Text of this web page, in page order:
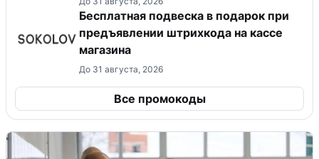
Бесплатная подвеска в подарок при
предъявлении штрихкода на кассе
магазина
До 31 августа, 2026
Все промокоды